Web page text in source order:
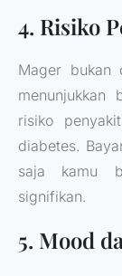
4. Risiko
Mager bukan
menunjukkan
risiko
diabetes.
saja kamu
signifikan.
5. Mood